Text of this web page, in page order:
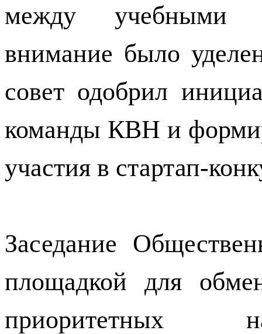
между учебными
внимание было
совет одобрил
команды КВН и
участия в стартап-
Заседание
площадкой для
приоритетных